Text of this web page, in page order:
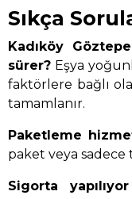
Sıkça
Kadıköy
sürer? Eşya
faktörlere bağlı
tamamlanır.
Paketleme
paket veya
Sigorta